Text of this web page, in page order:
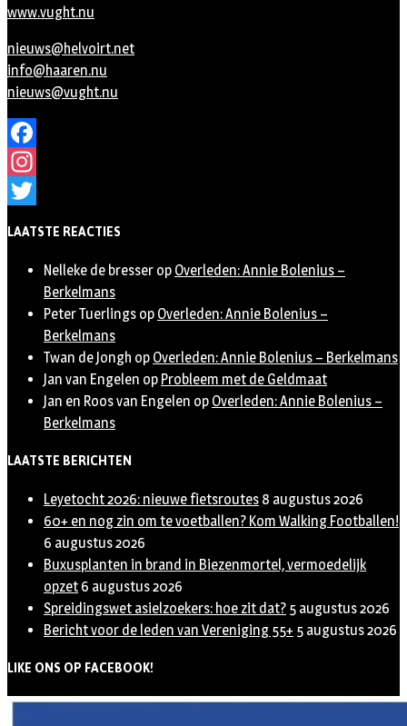
www.vught.nu
nieuws@helvoirt.net
info@haaren.nu
nieuws@vught.nu
Facebook
Instagram
LAATSTE REACTIES
Nelleke de bresser op Overleden: Annie Bolenius –
Berkelmans
Peter Tuerlings op Overleden: Annie Bolenius –
Berkelmans
Twan de Jongh op Overleden: Annie Bolenius – Berkelmans
Jan van Engelen op Probleem met de Geldmaat
Jan en Roos van Engelen op Overleden: Annie Bolenius –
Berkelmans
LAATSTE BERICHTEN
Leyetocht 2026: nieuwe fietsroutes 8 augustus 2026
60+ en nog zin om te voetballen? Kom Walking Footballen!
6 augustus 2026
Buxusplanten in brand in Biezenmortel, vermoedelijk
opzet 6 augustus 2026
Spreidingswet asielzoekers: hoe zit dat? 5 augustus 2026
Bericht voor de leden van Vereniging 55+ 5 augustus 2026
LIKE ONS OP FACEBOOK!